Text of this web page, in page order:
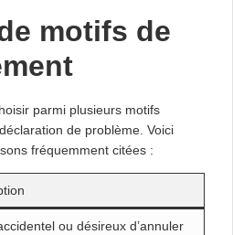
motifs de
parmi plusieurs motifs
de problème. Voici
fréquemment citées :
ou désireux d’annuler